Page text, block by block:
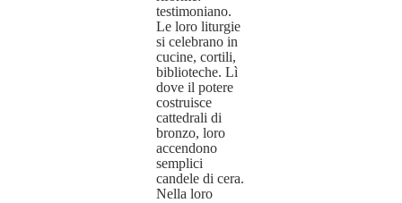
testimoniano.
Le loro liturgie
si celebrano in
cucine, cortili,
biblioteche. Lì
dove il potere
costruisce
cattedrali di
bronzo, loro
accendono
semplici
candele di cera.
Nella loro